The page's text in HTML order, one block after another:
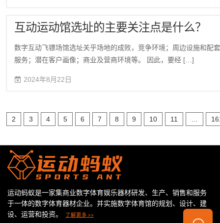
互动运动馆选址的主要关注点是什么？
数字互动飞镖场馆选址关乎场地的成败，竞争环境；周边设施和配
服务；潜在客户画像；商业及营商环境等。 因此，要经 […]
2024年8月22日
2 3 4 5 6 7 8 9 10 11
运动蚂蚁是一家集商业数字体育娱乐器材研发、生产、销售和服务
于一体的数字体育器材企业。并实施数字体育馆的规划、设计、建
设、运营和投资。
了解更多 >>